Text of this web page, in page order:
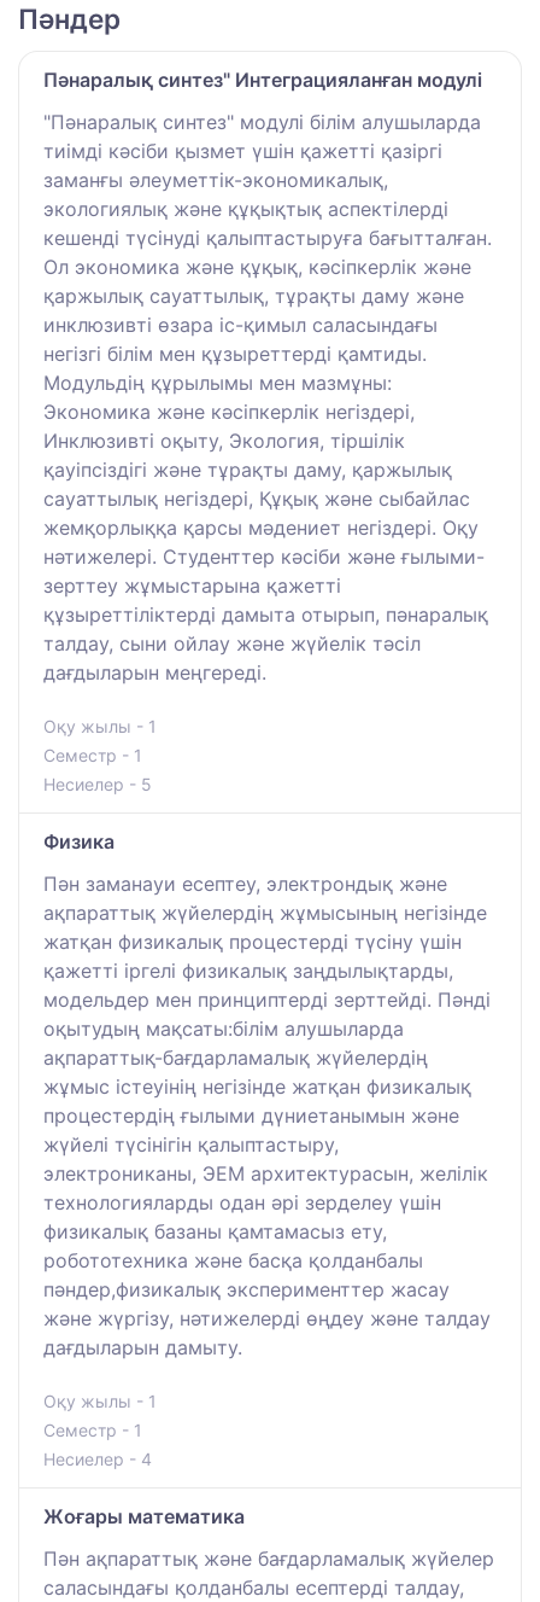
Пәндер
Пәнаралық синтез" Интеграцияланған модулі
"Пәнаралық синтез" модулі білім алушыларда
тиімді кәсіби қызмет үшін қажетті қазіргі
заманғы әлеуметтік-экономикалық,
экологиялық және құқықтық аспектілерді
кешенді түсінуді қалыптастыруға бағытталған.
Ол экономика және құқық, кәсіпкерлік және
қаржылық сауаттылық, тұрақты даму және
инклюзивті өзара іс-қимыл саласындағы
негізгі білім мен құзыреттерді қамтиды.
Модульдің құрылымы мен мазмұны:
Экономика және кәсіпкерлік негіздері,
Инклюзивті оқыту, Экология, тіршілік
қауіпсіздігі және тұрақты даму, қаржылық
сауаттылық негіздері, Құқық және сыбайлас
жемқорлыққа қарсы мәдениет негіздері. Оқу
нәтижелері. Студенттер кәсіби және ғылыми-
зерттеу жұмыстарына қажетті
құзыреттіліктерді дамыта отырып, пәнаралық
талдау, сыни ойлау және жүйелік тәсіл
дағдыларын меңгереді.
Оқу жылы - 1
Семестр - 1
Несиелер - 5
Физика
Пән заманауи есептеу, электрондық және
ақпараттық жүйелердің жұмысының негізінде
жатқан физикалық процестерді түсіну үшін
қажетті іргелі физикалық заңдылықтарды,
модельдер мен принциптерді зерттейді. Пәнді
оқытудың мақсаты:білім алушыларда
ақпараттық-бағдарламалық жүйелердің
жұмыс істеуінің негізінде жатқан физикалық
процестердің ғылыми дүниетанымын және
жүйелі түсінігін қалыптастыру,
электрониканы, ЭЕМ архитектурасын, желілік
технологияларды одан әрі зерделеу үшін
физикалық базаны қамтамасыз ету,
робототехника және басқа қолданбалы
пәндер,физикалық эксперименттер жасау
және жүргізу, нәтижелерді өңдеу және талдау
дағдыларын дамыту.
Оқу жылы - 1
Семестр - 1
Несиелер - 4
Жоғары математика
Пән ақпараттық және бағдарламалық жүйелер
саласындағы қолданбалы есептерді талдау,